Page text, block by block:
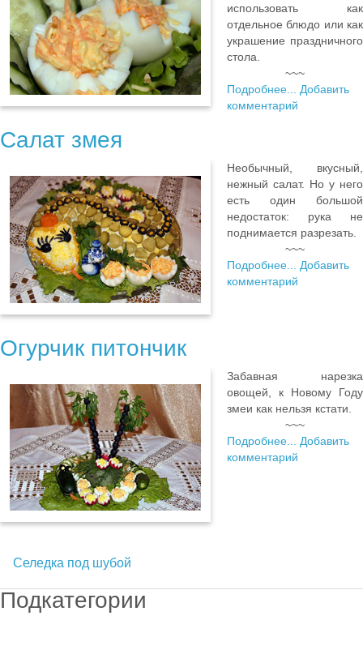
использовать как
отдельное блюдо или как
украшение праздничного
стола.
~~~
Подробнее... Добавить
комментарий
Салат змея
Необычный, вкусный,
нежный салат. Но у него
есть один большой
недостаток: рука не
поднимается разрезать.
~~~
Подробнее... Добавить
комментарий
Огурчик питончик
Забавная нарезка
овощей, к Новому Году
змеи как нельзя кстати.
~~~
Подробнее... Добавить
комментарий
Селедка под шубой
Подкатегории